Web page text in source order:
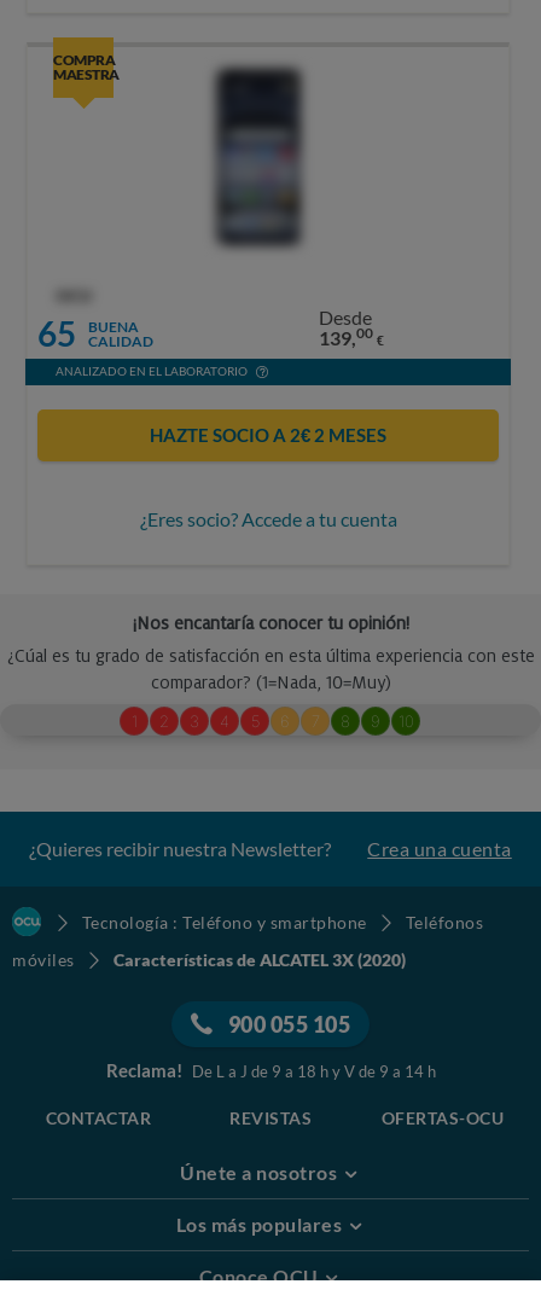
COMPRA
MAESTRA
65
BUENA
CALIDAD
Desde
139,00 €
ANALIZADO EN EL LABORATORIO
HAZTE SOCIO A 2€ 2 MESES
¿Eres socio? Accede a tu cuenta
¿Quieres recibir nuestra Newsletter? Crea una cuenta
Tecnología : Teléfono y smartphone
Teléfonos
móviles
Características de ALCATEL 3X (2020)
900 055 105
Reclama! De L a J de 9 a 18 h y V de 9 a 14 h
CONTACTAR REVISTAS OFERTAS-OCU
Únete a nosotros
Los más populares
Conoce OCU